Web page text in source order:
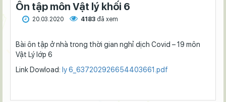
Ôn tập môn Vật lý khối 6
20.03.2020 4183 đã xem
Bài ôn tập ở nhà trong thời gian nghỉ dịch Covid – 19 môn
Vật Lý lớp 6
Link Dowload: ly 6_637202926654403661.pdf